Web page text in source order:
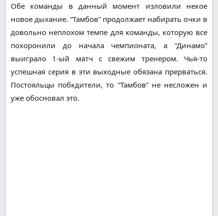
Обе команды в данный момент изловили некое
новое дыхание. “Тамбов” продолжает набирать очки в
довольно неплохом темпе для команды, которую все
похоронили до начала чемпионата, а “Динамо”
выиграло 1-ый матч с свежим тренером. Чья-то
успешная серия в эти выходные обязана прерваться.
Постояльцы побкдители, то “Тамбов” не несложен и
уже обосновал это.